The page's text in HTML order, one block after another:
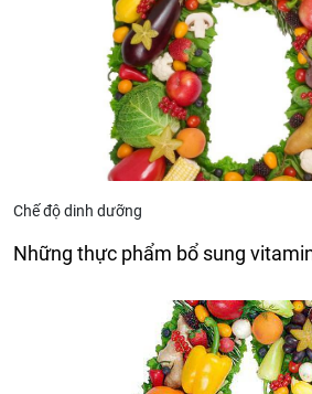
Chế độ dinh dưỡng
Những thực phẩm bổ sung